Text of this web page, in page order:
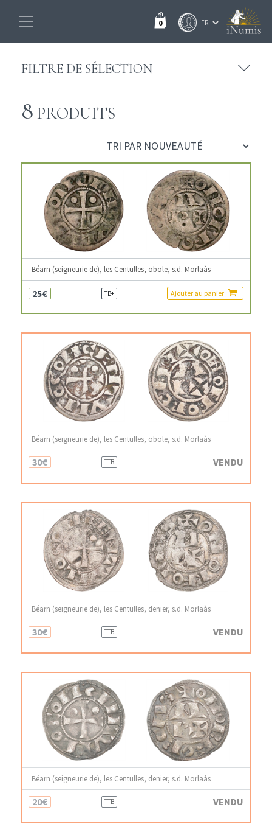
0
FILTRE DE SÉLECTION
8 PRODUITS
Béarn (seigneurie de), les Centulles, obole, s.d. Morlaàs
25€ TB+ Ajouter au panier
Béarn (seigneurie de), les Centulles, obole, s.d. Morlaàs
30€ TTB VENDU
Béarn (seigneurie de), les Centulles, denier, s.d. Morlaàs
30€ TTB VENDU
Béarn (seigneurie de), les Centulles, denier, s.d. Morlaàs
20€ TTB VENDU